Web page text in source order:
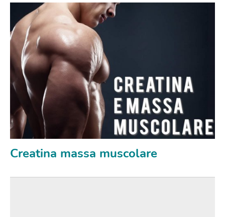
Creatina massa muscolare